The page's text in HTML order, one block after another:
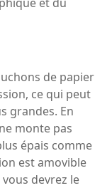
de papier
ce qui peut
grandes. En
monte pas
épais comme
est amovible
devrez le